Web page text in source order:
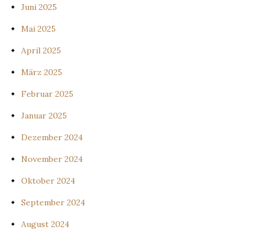
Juni 2025
Mai 2025
April 2025
März 2025
Februar 2025
Januar 2025
Dezember 2024
November 2024
Oktober 2024
September 2024
August 2024